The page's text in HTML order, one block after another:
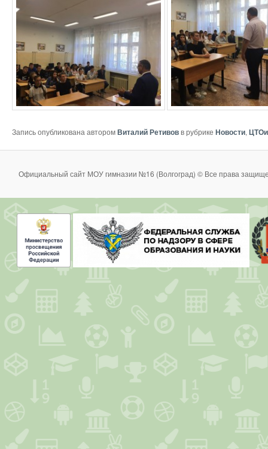
Запись опубликована авторомВиталий Ретивовв рубрике Новости,
Официальный сайт МОУ гимназии №16 (Волгоград) © Все права